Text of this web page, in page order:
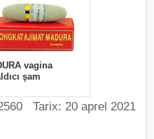
Tarix: 20 aprel 2021